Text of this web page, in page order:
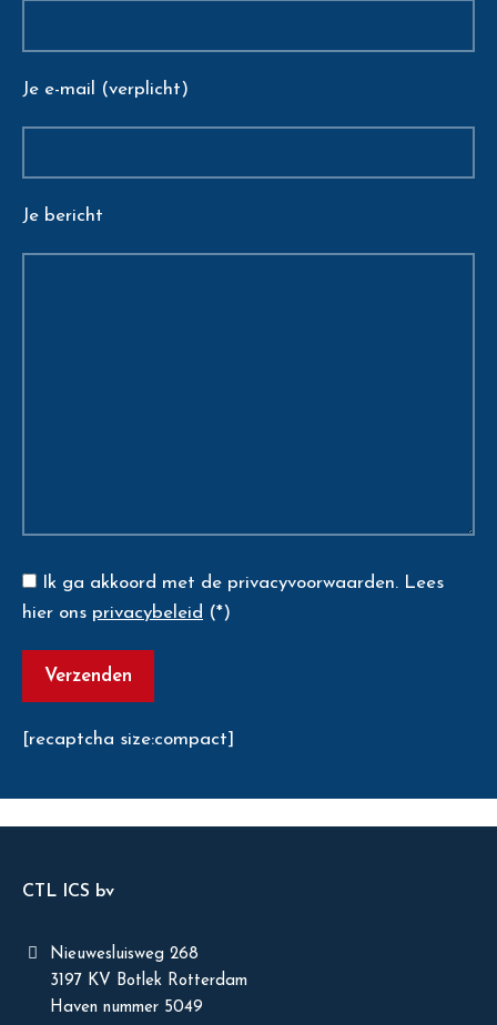
Je e-mail (verplicht)
Je bericht
Ik ga akkoord met de privacyvoorwaarden. Lees
hier ons privacybeleid (*)
[recaptcha size:compact]
CTL ICS bv
Nieuwesluisweg 268
3197 KV Botlek Rotterdam
Haven nummer 5049